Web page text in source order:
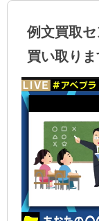
例文買取
買い取りま